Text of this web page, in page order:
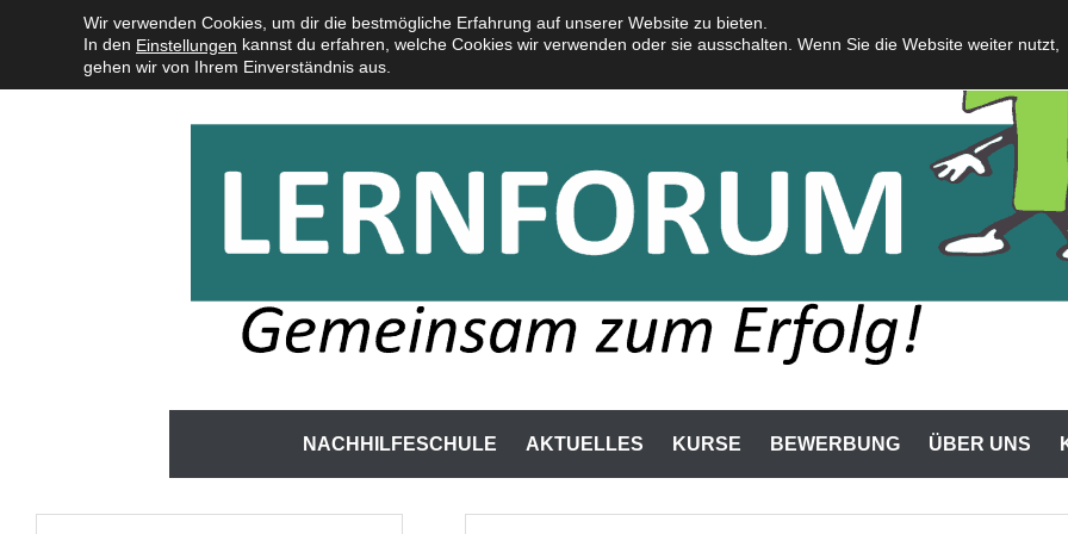
LERNFORUM NAGOLD
NACHHILFESCHULE AKTUELLES KURSE BEWERBUNG ÜBER UNS
Wir verwenden Cookies, um dir die bestmögliche Erfahrung auf unserer Website zu bieten.
In den Einstellungen kannst du erfahren, welche Cookies wir verwenden oder sie ausschalten. Wenn Sie die Website weiter nutzt,
gehen wir von Ihrem Einverständnis aus.